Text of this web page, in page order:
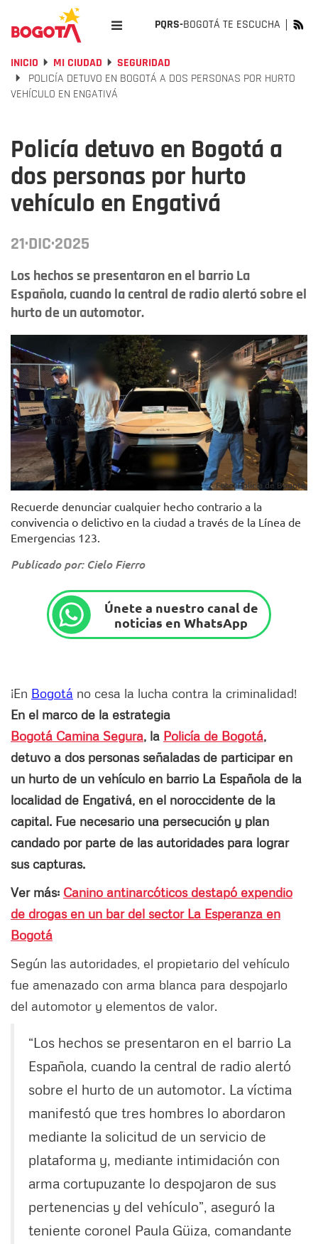
PQRS-BOGOTÁ TE ESCUCHA
INICIO MI CIUDAD
SEGURIDAD
POLICÍA DETUVO EN BOGOTÁ A DOS PERSONAS POR HURTO
VEHÍCULO EN ENGATIVÁ
Policía detuvo en Bogotá a
dos personas por hurto
vehículo en Engativá
21·DIC·2025
Los hechos se presentaron en el barrio La
Española, cuando la central de radio alertó sobre el
hurto de un automotor.
Foto: Policía de Bogotá.
Recuerde denunciar cualquier hecho contrario a la
convivencia o delictivo en la ciudad a través de la Línea de
Emergencias 123.
Publicado por: Cielo Fierro
Únete a nuestro canal de
noticias en WhatsApp
¡En Bogotá no cesa la lucha contra la criminalidad!
En el marco de la estrategia
Bogotá Camina Segura, la Policía de Bogotá,
detuvo a dos personas señaladas de participar en
un hurto de un vehículo en barrio La Española de la
localidad de Engativá, en el noroccidente de la
capital. Fue necesario una persecución y plan
candado por parte de las autoridades para lograr
sus capturas.
Ver más: Canino antinarcóticos destapó expendio
de drogas en un bar del sector La Esperanza en
Bogotá
Según las autoridades, el propietario del vehículo
fue amenazado con arma blanca para despojarlo
del automotor y elementos de valor.
“Los hechos se presentaron en el barrio La
Española, cuando la central de radio alertó
sobre el hurto de un automotor. La víctima
manifestó que tres hombres lo abordaron
mediante la solicitud de un servicio de
plataforma y, mediante intimidación con
arma cortupuzante lo despojaron de sus
pertenencias y del vehículo”, aseguró la
teniente coronel Paula Güiza, comandante